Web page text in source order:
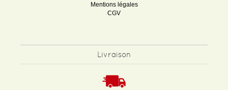
Mentions légales
CGV
Livraison